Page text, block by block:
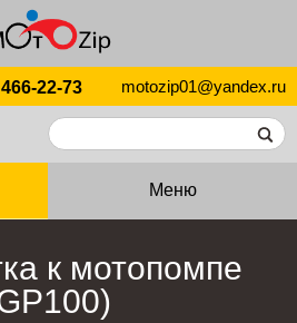
22-73 motozip01@yandex.ru
Меню
к мотопомпе